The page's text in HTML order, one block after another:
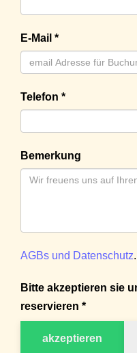
E-Mail *
Telefon *
Bemerkung
AGBs und Datenschutz.
Bitte akzeptieren sie
reservieren *
akzeptieren